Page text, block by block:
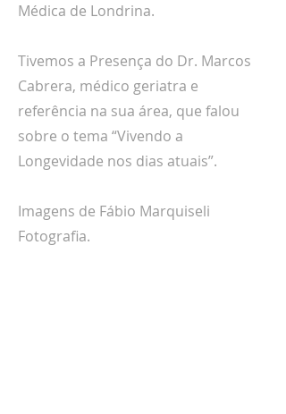
Médica de Londrina.
Tivemos a Presença do Dr. Marcos
Cabrera, médico geriatra e
referência na sua área, que falou
sobre o tema “Vivendo a
Longevidade nos dias atuais”.
Imagens de Fábio Marquiseli
Fotografia.